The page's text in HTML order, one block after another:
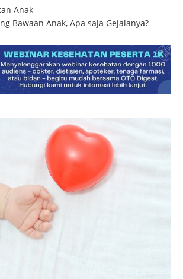
Anak
Bawaan Anak, Apa saja Gejalanya?